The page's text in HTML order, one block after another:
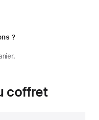
?
coffret